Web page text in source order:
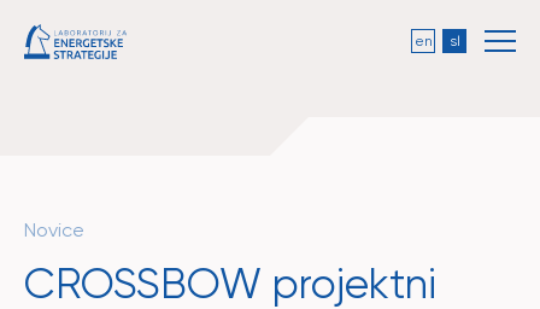
en sl
Novice
CROSSBOW projektni